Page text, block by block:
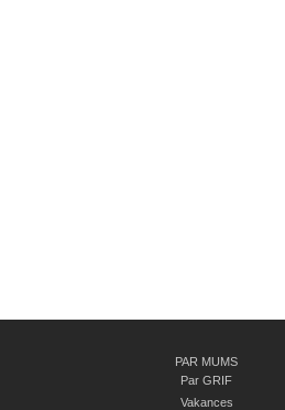
PAR MUMS
Par GRIF
Vakances